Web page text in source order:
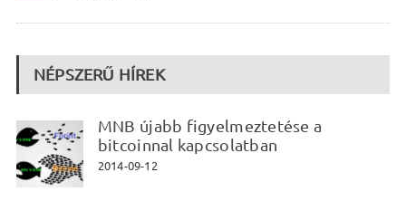
NÉPSZERŰ HÍREK
MNB újabb figyelmeztetése a
bitcoinnal kapcsolatban
2014-09-12